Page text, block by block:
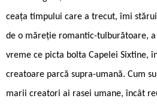
ceața timpului care a trecut, îmi
de o măreție romantic-tulburătoare,
vreme ce picta bolta Capelei Sixtine,
creatoare parcă supra-umană. Cum
marii creatori ai rasei umane, încât